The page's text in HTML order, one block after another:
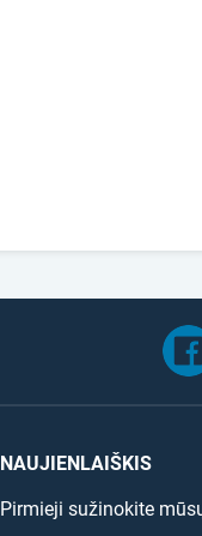
NAUJIENLAIŠKIS
Pirmieji sužinokite